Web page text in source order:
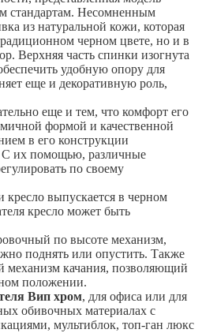
стандартам. Несомненным
из натуральной кожи, которая
черном цвете, но и в
Верхняя часть спинки изогнута
удобную опору для
еще и декоративную роль,
еще и тем, что комфорт его
формой и качественной
в его конструкции
С их помощью, различные
по своему
выпускается в черном
кресло может быть
по высоте механизм,
поднять или опустить. Также
механизм качания, позволяющий
положении.
Вип хром, для офиса или для
обивочных материалах с
мультиблок, топ-ган люкс